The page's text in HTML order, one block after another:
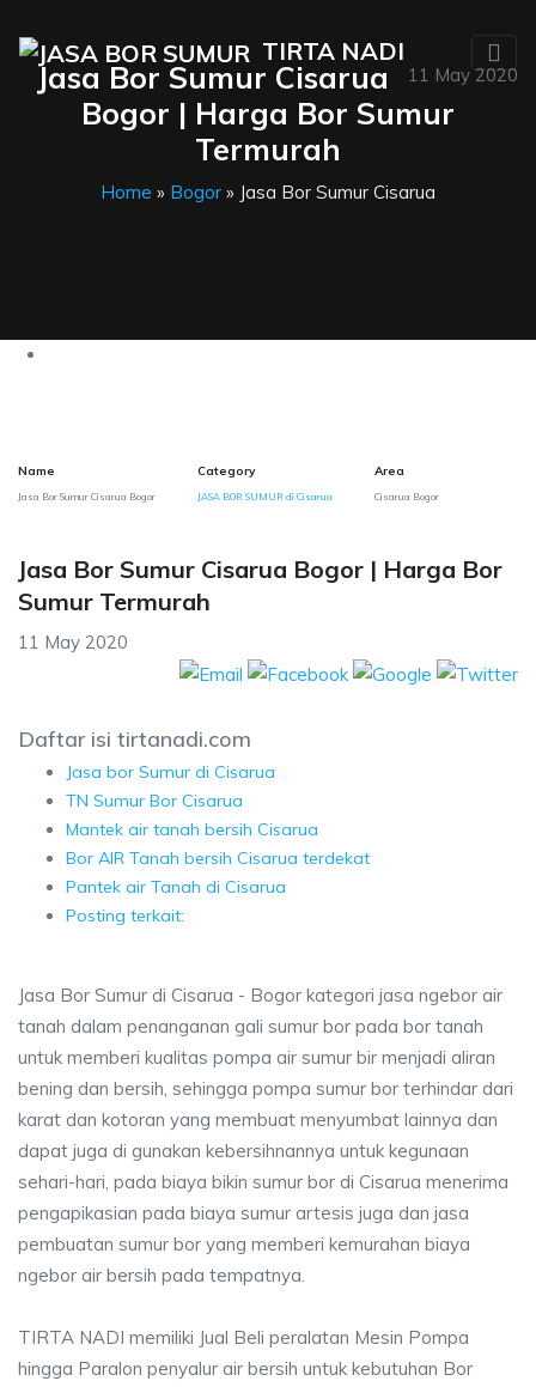
TIRTA NADI
11 May 2020
Jasa Bor Sumur Cisarua
Bogor | Harga Bor Sumur
Termurah
Home » Bogor » Jasa Bor Sumur Cisarua
Name
Jasa Bor Sumur Cisarua Bogor
Category
JASA BOR SUMUR di Cisarua
Area
Cisarua Bogor
Jasa Bor Sumur Cisarua Bogor | Harga Bor
Sumur Termurah
11 May 2020
Daftar isi tirtanadi.com
Jasa bor Sumur di Cisarua
TN Sumur Bor Cisarua
Mantek air tanah bersih Cisarua
Bor AIR Tanah bersih Cisarua terdekat
Pantek air Tanah di Cisarua
Posting terkait:
Jasa Bor Sumur di Cisarua - Bogor kategori jasa ngebor air
tanah dalam penanganan gali sumur bor pada bor tanah
untuk memberi kualitas pompa air sumur bir menjadi aliran
bening dan bersih, sehingga pompa sumur bor terhindar dari
karat dan kotoran yang membuat menyumbat lainnya dan
dapat juga di gunakan kebersihnannya untuk kegunaan
sehari-hari, pada biaya bikin sumur bor di Cisarua menerima
pengapikasian pada biaya sumur artesis juga dan jasa
pembuatan sumur bor yang memberi kemurahan biaya
ngebor air bersih pada tempatnya.
TIRTA NADI memiliki Jual Beli peralatan Mesin Pompa
hingga Paralon penyalur air bersih untuk kebutuhan Bor